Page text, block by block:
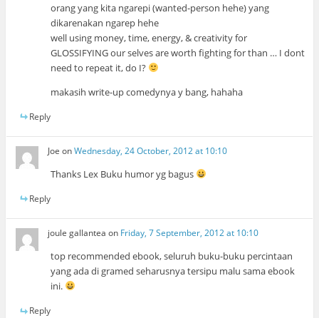
orang yang kita ngarepi (wanted-person hehe) yang
dikarenakan ngarep hehe
well using money, time, energy, & creativity for
GLOSSIFYING our selves are worth fighting for than … I dont
need to repeat it, do I?
makasih write-up comedynya y bang, hahaha
Reply
Joe onWednesday, 24 October, 2012 at 10:10
Thanks Lex Buku humor yg bagus
Reply
joule gallantea on Friday, 7 September, 2012 at 10:10
top recommended ebook, seluruh buku-buku percintaan
yang ada di gramed seharusnya tersipu malu sama ebook
ini.
Reply